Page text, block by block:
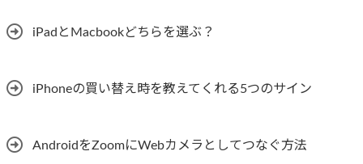
iPadとMacbookどちらを選ぶ？
iPhoneの買い替え時を教えてくれる5つのサイン
AndroidをZoomにWebカメラとしてつなぐ方法